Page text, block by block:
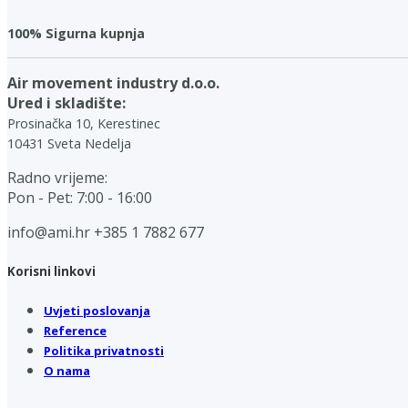
100% Sigurna kupnja
Air movement industry d.o.o.
Ured i skladište:
Prosinačka 10, Kerestinec
10431 Sveta Nedelja
Radno vrijeme:
Pon - Pet: 7:00 - 16:00
info@ami.hr +385 1 7882 677
Korisni linkovi
Uvjeti poslovanja
Reference
Politika privatnosti
O nama